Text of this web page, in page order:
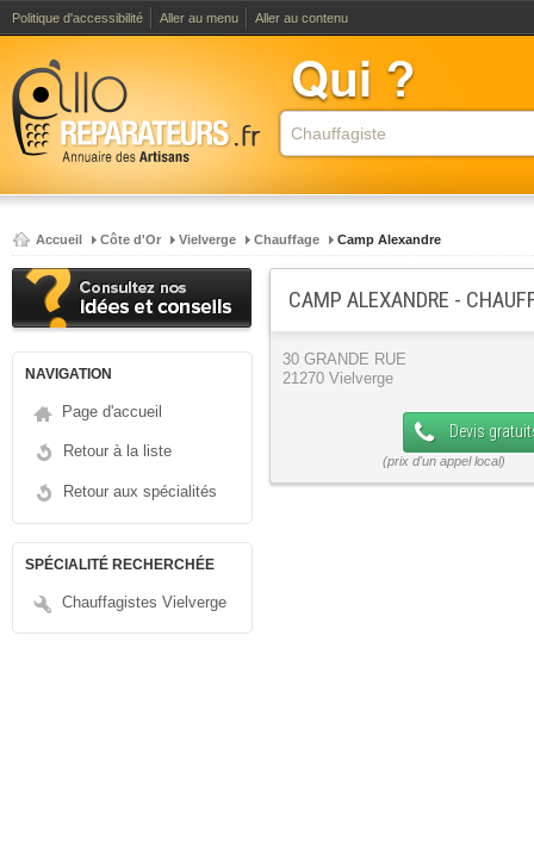
Politique d'accessibilité Aller au menu Aller au contenu
Accueil Côte d'Or Vielverge Chauffage Camp Alexandre
NAVIGATION
Page d'accueil
Retour à la liste
Retour aux spécialités
SPÉCIALITÉ RECHERCHÉE
Chauffagistes Vielverge
CAMP ALEXANDRE -
30 GRANDE RUE
21270 Vielverge
Devis